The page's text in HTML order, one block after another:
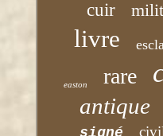
cuir
livre
easton rare
antique